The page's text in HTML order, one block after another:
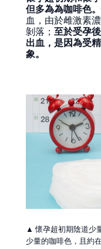
但多為為咖啡色。
血，由於雌激素
剝落； 至於受孕
出血，是因為受
象。
▲ 懷孕超初期陰道少
少量的咖啡色，且約